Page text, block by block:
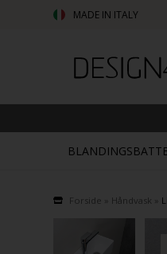
MADE IN ITALY
Forside Håndvask